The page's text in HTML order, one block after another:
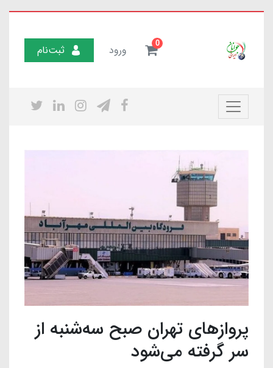
0 ورود ثبت‌نام
پروازهای تهران صبح سه‌شنبه از
سر گرفته می‌شود